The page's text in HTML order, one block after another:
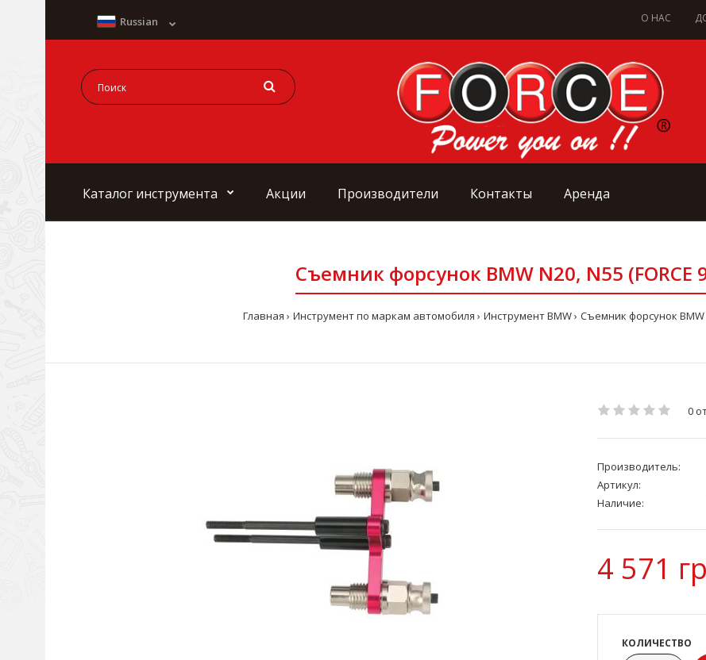
О НАС
Russian
Каталог инструмента Акции Производители Контакты Аренда
Съемник форсунок BMW N20, N55 (FORCE
Главная Инструмент по маркам автомобиля Инструмент BMW Съемник форсунок BMW
0
Производитель:
Артикул:
Наличие:
4 571
КОЛИЧЕСТВО